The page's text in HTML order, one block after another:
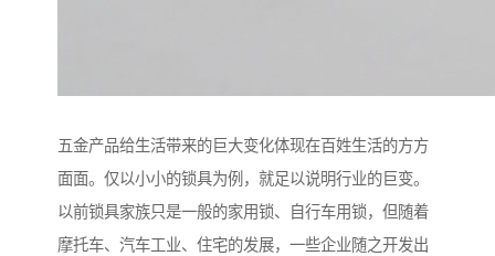
五金产品给生活带来的巨大变化体现在百姓生活的方方
面面。仅以小小的锁具为例，就足以说明行业的巨变。
以前锁具家族只是一般的家用锁、自行车用锁，但随着
摩托车、汽车工业、住宅的发展，一些企业随之开发出